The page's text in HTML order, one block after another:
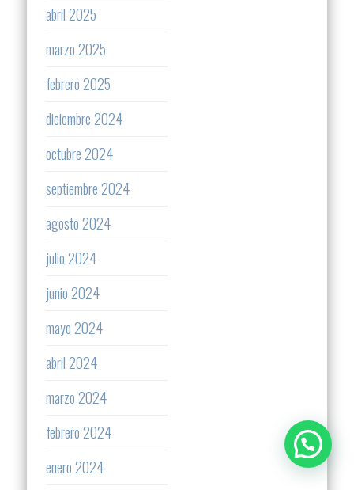
abril 2025
marzo 2025
febrero 2025
diciembre 2024
octubre 2024
septiembre 2024
agosto 2024
julio 2024
junio 2024
mayo 2024
abril 2024
marzo 2024
febrero 2024
enero 2024